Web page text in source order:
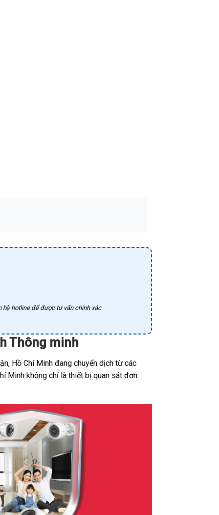
hệ hotline để được tư vấn chính xác
Thông minh
Hồ Chí Minh đang chuyển dịch từ các
Minh không chỉ là thiết bị quan sát đơn